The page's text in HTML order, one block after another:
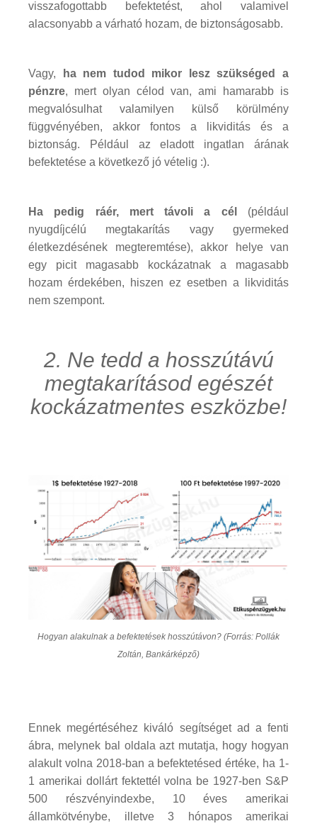
visszafogottabb befektetést, ahol valamivel
alacsonyabb a várható hozam, de biztonságosabb.
Vagy,
ha nem tudod mikor lesz szükséged a
pénzre, mert olyan célod van, ami hamarabb is
megvalósulhat valamilyen külső körülmény
függvényében, akkor fontos a likviditás és a
biztonság. Például az eladott ingatlan árának
befektetése a következő jó vételig :).
Ha pedig ráér, mert távoli a cél
(például
nyugdíjcélú megtakarítás vagy gyermeked
életkezdésének megteremtése), akkor helye van
egy picit magasabb kockázatnak a magasabb
hozam érdekében, hiszen ez esetben a likviditás
nem szempont.
2. Ne tedd a hosszútávú
megtakarításod egészét
kockázatmentes eszközbe!
Hogyan alakulnak a befektetések hosszútávon? (Forrás: Pollák
Zoltán, Bankárképző)
Ennek megértéséhez kiváló segítséget ad a fenti
ábra, melynek bal oldala azt mutatja, hogy hogyan
alakult volna 2018-ban a befektetésed értéke, ha 1-
1 amerikai dollárt fektettél volna be 1927-ben S&P
500 részvényindexbe, 10 éves amerikai
államkötvénybe, illetve 3 hónapos amerikai